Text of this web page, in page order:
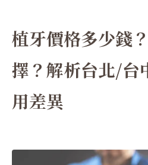
植牙價格多少錢
擇？解析台北/台
用差異